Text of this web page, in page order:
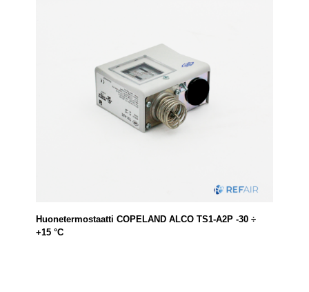
Huonetermostaatti COPELAND ALCO TS1-A2P -30 ÷
+15 °C